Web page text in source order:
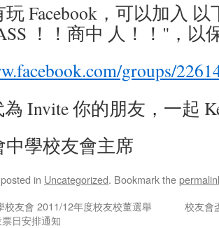
Facebook，可以加入 以
！！商中 人！！"，以
groups/
為 Invite 你的朋友，一起
中學校友會主席
in Uncategorized. Bookmark the
校友會 2011/12年度校友校董選舉
日安排通知
校友會